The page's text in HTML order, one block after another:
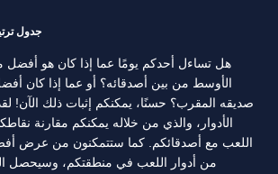
جدول
هل تساءل أحدكم يومًا عما إذا كان هو
الأوسط من بين أصدقائه؟ أو عما إذا كان
صديقه المقرب؟ حسنًا، يمكنكم إثبات ذلك الآن!
الأدوار، والذي من خلاله يمكنكم مقارنة
اللعب مع أصدقائكم. كما ستتمكنون من عرض
من أدوار اللعب في منطقتكم، وسيحصل